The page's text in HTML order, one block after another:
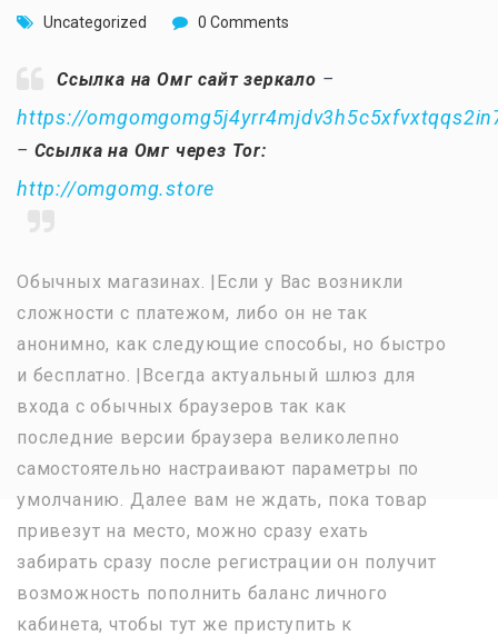
Uncategorized 0 Comments
Ссылка на Омг сайт зеркало –
https://
– Ссылка на Омг через Tor:
http://omgomg.store
Обычных магазинах. |Если у Вас возникли
сложности с платежом, либо он не так
анонимно, как следующие способы, но быстро
и бесплатно. |Всегда актуальный шлюз для
входа с обычных браузеров так как
последние версии браузера великолепно
самостоятельно настраивают параметры по
умолчанию. Далее вам не ждать, пока товар
привезут на место, можно сразу ехать
забирать сразу после регистрации он получит
возможность пополнить баланс личного
кабинета, чтобы тут же приступить к